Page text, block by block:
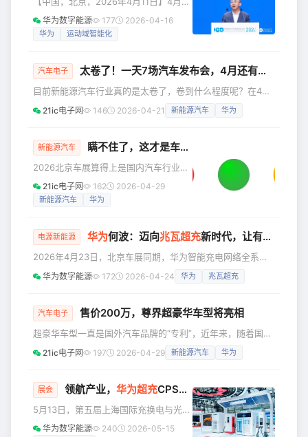
工厂将于2026年6月停产，东风本田相关工厂则于2027年停
产。本田在中国
日至12日，由车百会研究院主办的智能
电动汽车发展高层论坛（2026）在北京
源汽车智能化、绿色化、融合化、国际
华为董事、华为数字能源总裁侯金龙在
会上，发表了主题为“重卡超充化、运动
展”的演讲。 侯金龙表示：“受益于技术
华为数字能源 177 2026-04-16
华为 运动域智能化
汽车电子 太卷了！一天7场汽车发布会，4月还有超100场
目前新能源汽车行业真的是太卷了，卷到什么程度呢？在4月
13日奇瑞风云T9L全球上市发布会上，奇瑞汽车执行副总裁李
** 这还不是离谱的，最离谱在4月，4月份由于有北京车展，
车展期间（4月24日-5月3日）预计将有超过100场新车首发
活动。4月全月总计预计将有120-130场新车发布发活动
21ic电子网 146 2026-04-21 新能源汽车 华为
新能源汽车 瞒不住了，这才是车展最炸新车！
2026北京车展算得上是国内汽车行业一
年里最有参考价值的行业盛会，自主品
牌、造车新势力还有合资品牌，都把全
看下来，国产品牌阵营中呈现出两条明
大体量SUV，已经成为多家车企的主推
产品； 各家车企都不想再陷入配置同质
个性化路线，抢夺不同圈
21ic电子网 162 2026-04-29
新能源汽车 华为
电源新能源 华为何波：迈向兆瓦超充新时代，让有路的地方就有高质量充电
2026年4月23日，北京车展同期，华为智能充电网络全系列
解决方案重磅发布。华为数字能源副总裁何波发表题为“迈向
一步扩展充电网络应用场景，领航产业迈向兆瓦超充新时代。
网络成为链接“车、桩、网”的能源与信息交互枢纽。而在产业
繁荣发展的背后
华为数字能源 172 2026-04-24 华为 兆瓦超充
汽车电子 售价200万，尊界超豪华车型将亮相
超豪华车型一直是国外汽车品牌的“专利”，近年来，随着国产
新能源汽车的强势崛起，国产汽车品牌也出现了一些超豪华车
常务董事、产品投资评审委员会主任、终端 BG 董事长余承东
透露尊界的一款售价200万级的“高定”新车将于6月底/6月下
旬正式****对****外公布。余承东表示，新车的价格区间
21ic电子网 197 2026-04-29 新能源汽车 华为
展会 领航产业， 华为超充CPSE2026获多项荣誉
5月13日，第五届上海国际充换电与光储
充展览会（CPSE 2026）在上海汽车会
华为数字能源 240 2026-05-15